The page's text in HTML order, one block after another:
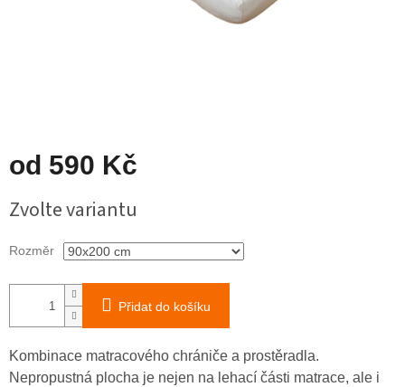
od 590 Kč
cena:
Zvolte variantu
Rozměr
Přidat do košíku
Kombinace matracového chrániče a prostěradla.
Nepropustná plocha je nejen na lehací části matrace, ale i